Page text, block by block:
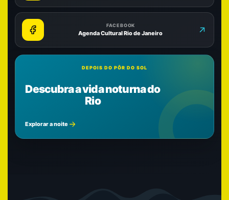
FACEBOOK
Agenda Cultural Rio de Janeiro
DEPOIS DO PÔR DO SOL
Descubra a vida noturna do
Rio
Explorar a noite